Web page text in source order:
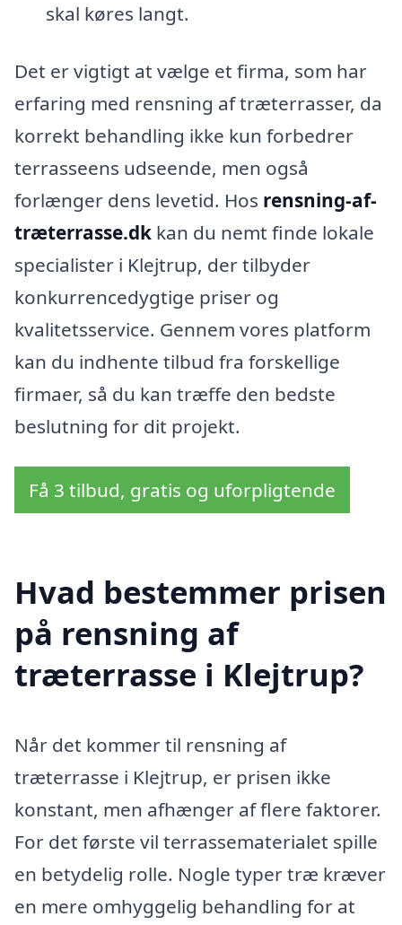
skal køres langt.
Det er vigtigt at vælge et firma, som har
erfaring med rensning af træterrasser, da
korrekt behandling ikke kun forbedrer
terrasseens udseende, men også
forlænger dens levetid. Hos rensning-af-
træterrasse.dk kan du nemt finde lokale
specialister i Klejtrup, der tilbyder
konkurrencedygtige priser og
kvalitetsservice. Gennem vores platform
kan du indhente tilbud fra forskellige
firmaer, så du kan træffe den bedste
beslutning for dit projekt.
Få 3 tilbud, gratis og uforpligtende
Hvad bestemmer prisen
på rensning af
træterrasse i Klejtrup?
Når det kommer til rensning af
træterrasse i Klejtrup, er prisen ikke
konstant, men afhænger af flere faktorer.
For det første vil terrassematerialet spille
en betydelig rolle. Nogle typer træ kræver
en mere omhyggelig behandling for at